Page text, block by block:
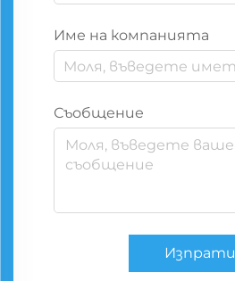
Име на компанията
Съобщение
Изпрати